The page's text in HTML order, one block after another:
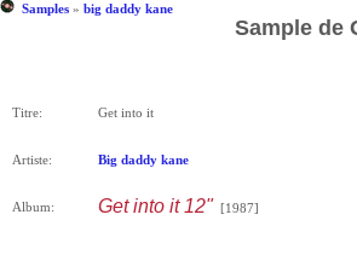
Samples» big daddy kane
Sample de
Titre: Get into it
Artiste: Big daddy kane
Album: Get into it 12" [1987]